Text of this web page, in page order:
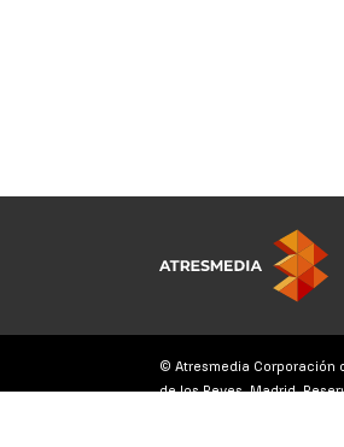
© Atresmedia Corporación
de los Reyes, Madrid.